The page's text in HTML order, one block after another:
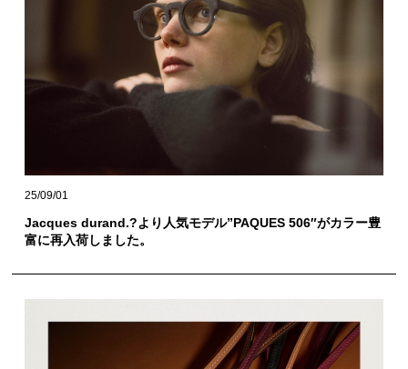
25/09/01
Jacques durand.?より人気モデル”PAQUES 506″がカラー豊
富に再入荷しました。